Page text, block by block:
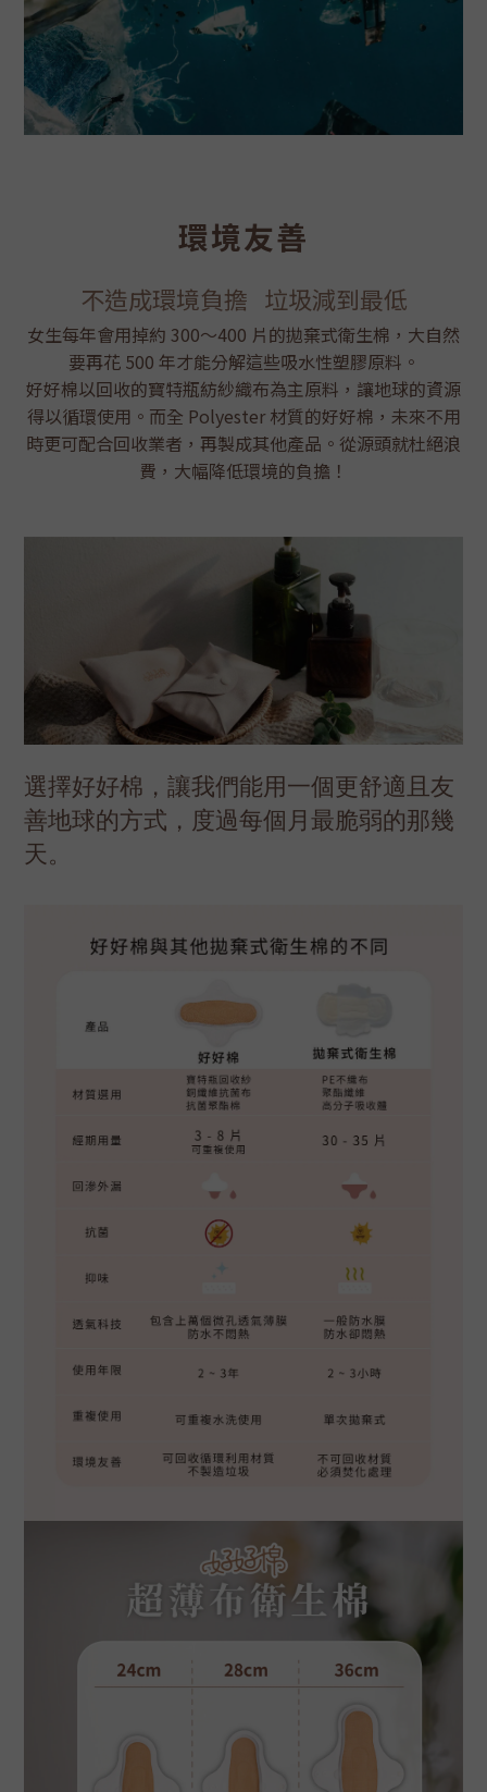
環境友善
不造成環境負擔 垃圾減到最低
女生每年會用掉約 300～400 片的拋棄式衛生棉，大自然
要再花 500 年才能分解這些吸水性塑膠原料。
好好棉以回收的寶特瓶紡紗織布為主原料，讓地球的資源
得以循環使用。而全 Polyester 材質的好好棉，未來不用
時更可配合回收業者，再製成其他產品。從源頭就杜絕浪
費，大幅降低環境的負擔！
選擇好好棉，讓我們能用一個更舒適且友
善地球的方式，度過每個月最脆弱的那幾
天。